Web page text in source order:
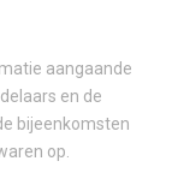
aangaande
en de
bijeenkomsten
op.